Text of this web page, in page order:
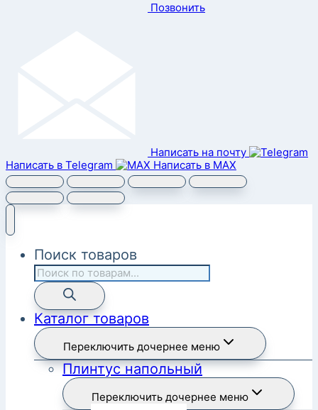
Позвонить
Написать на почту
Написать в Telegram
Написать в MAX
Поиск товаров
Каталог товаров
Переключить дочернее меню
Плинтус напольный
Переключить дочернее меню